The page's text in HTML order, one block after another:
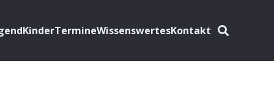
KinderTermineWissenswertesKontakt